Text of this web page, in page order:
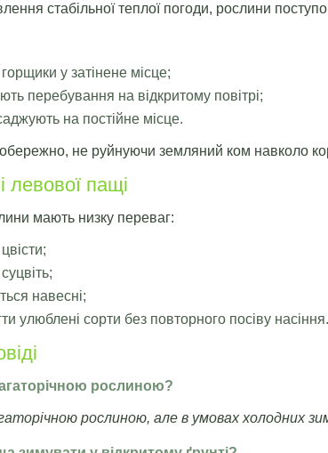
стабільної теплої погоди, рослини
у затінене місце;
перебування на відкритому повітрі;
на постійне місце.
не руйнуючи земляний ком навколо
левової пащі
мають низку переваг:
навесні;
улюблені сорти без повторного посіву насіння.
рослиною?
рослиною, але в умовах холодних